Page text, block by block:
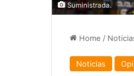
Suministrada.
Home /
Noticias